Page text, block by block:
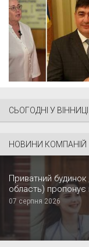
СЬОГОДНІ У ВІННИЦІ
НОВИНИ КОМПАНІЙ
Приватний будинок
область) пропонує
07 серпня 2026